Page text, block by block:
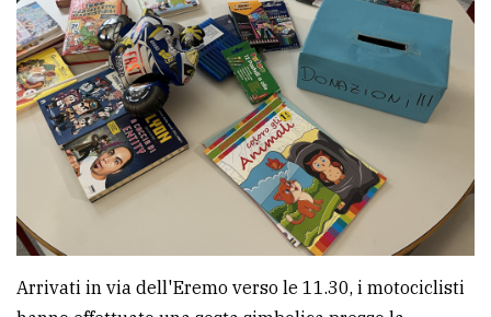
Arrivati in via dell'Eremo verso le 11.30, i motociclisti